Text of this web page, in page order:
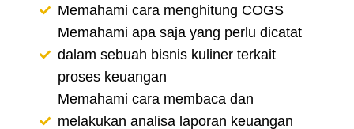
Memahami cara menghitung COGS
Memahami apa saja yang perlu dicatat
dalam sebuah bisnis kuliner terkait
proses keuangan
Memahami cara membaca dan
melakukan analisa laporan keuangan